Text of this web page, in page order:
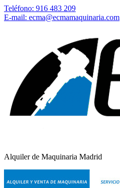
Teléfono: 916 483 209
E-mail: ecma@ecmamaquinaria.com
Alquiler de Maquinaria Madrid